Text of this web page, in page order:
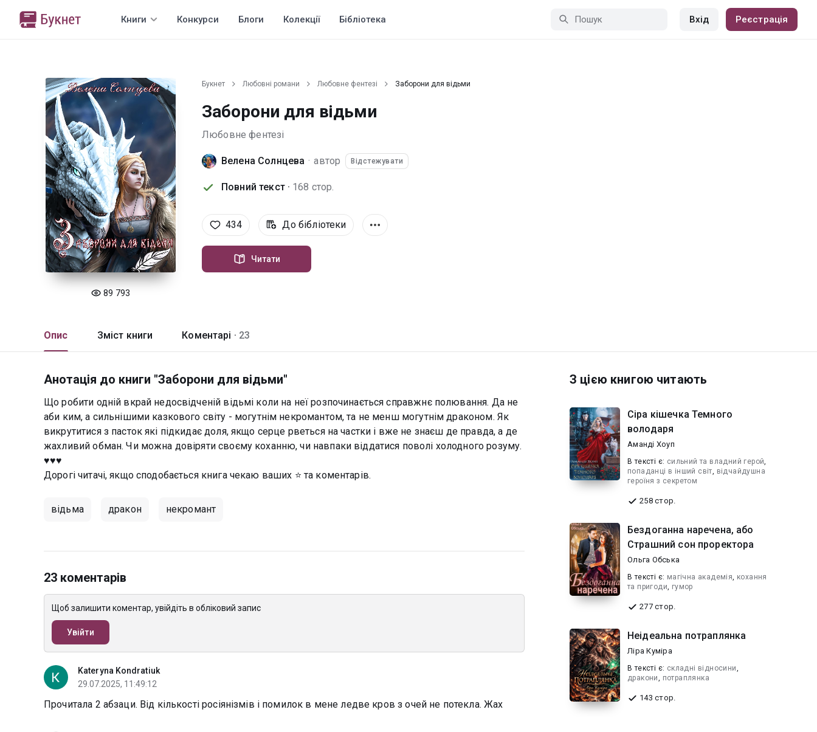
Книги Конкурси Блоги Колекції Бібліотека Вхід Реєстрація
89 793
Букнет Любовні романи Любовне фентезі Заборони для відьми
Заборони для відьми
Любовне фентезі
Велена Солнцева · автор Відстежувати
Повний текст · 168 стор.
434 До бібліотеки
Читати
Опис Зміст книги Коментарі · 23
Анотація до книги "Заборони для відьми"
Що робити одній вкрай недосвідченій відьмі коли на неї розпочинається справжнє полювання. Да не
аби ким, а сильнішими казкового світу - могутнім некромантом, та не менш могутнім драконом. Як
викрутитися з пасток які підкидає доля, якщо серце рветься на частки і вже не знаєш де правда, а де
жахливий обман. Чи можна довіряти своєму коханню, чи навпаки віддатися поволі холодного розуму.
♥️♥️♥️
Дорогі читачі, якщо сподобається книга чекаю ваших ⭐ та коментарів.
відьма дракон некромант
23 коментарів
Щоб залишити коментар, увійдіть в обліковий запис
Увійти
Kateryna Kondratiuk
29.07.2025, 11:49:12
Прочитала 2 абзаци. Від кількості росіянізмів і помилок в мене ледве кров з очей не потекла. Жах
З цією книгою читають
Сіра кішечка Темного
володаря
Аманді Хоуп
В текcті є: сильний та владний герой,
попаданці в інший світ, відчайдушна
героїня з секретом
258 стор.
Бездоганна наречена, або
Страшний сон проректора
Ольга Обська
В текcті є: магічна академія, кохання
та пригоди, гумор
277 стор.
Неідеальна потраплянка
Ліра Куміра
В текcті є: складні відносини,
дракони, потраплянка
143 стор.